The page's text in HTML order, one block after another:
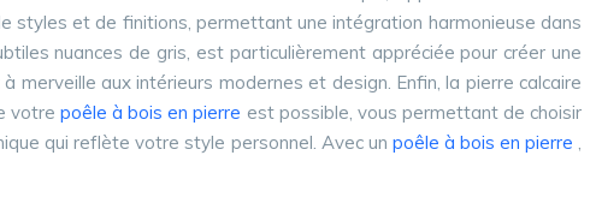
styles et de finitions, permettant une intégration harmonieuse dans
nuances de gris, est particulièrement appréciée pour créer une
aux intérieurs modernes et design. Enfin, la pierre calcaire
votrepoêle à bois en pierre est possible, vous permettant de choisir
qui reflète votre style personnel. Avec un poêle à bois en pierre,